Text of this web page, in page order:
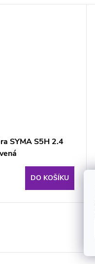
SYMA S5H 2.4
DO KOŠÍKU